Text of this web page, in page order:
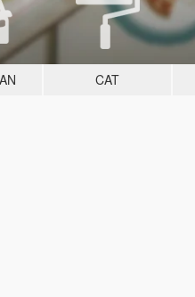
CAT